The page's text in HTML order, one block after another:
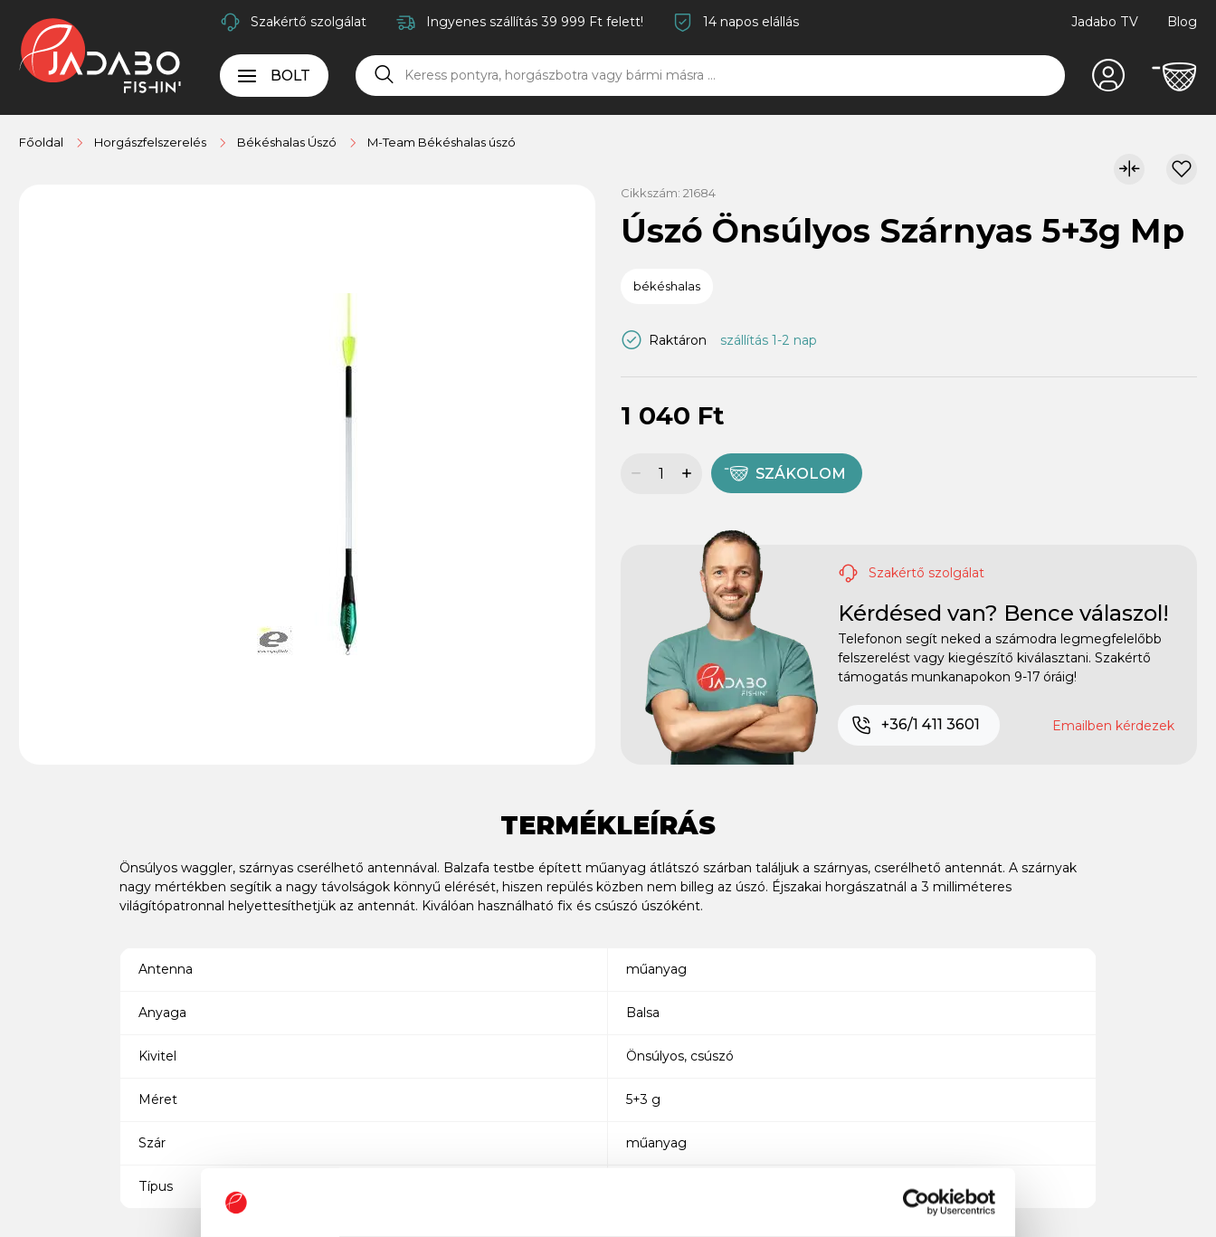
Szakértő szolgálat Ingyenes szállítás 39 999 Ft felett! 14 napos elállás Jadabo TV Blog
BOLT
Főoldal Horgászfelszerelés Békéshalas Úszó M-Team Békéshalas úszó
Cikkszám: 21684
Úszó Önsúlyos Szárnyas 5+3g Mp
békéshalas
Raktáron szállítás 1-2 nap
1 040 Ft
SZÁKOLOM
Szakértő szolgálat
Kérdésed van? Bence válaszol!
Telefonon segít neked a számodra legmegfelelőbb
felszerelést vagy kiegészítő kiválasztani. Szakértő
támogatás munkanapokon 9-17 óráig!
+36/1 411 3601 Emailben kérdezek
TERMÉKLEÍRÁS
Önsúlyos waggler, szárnyas cserélhető antennával. Balzafa testbe épített műanyag átlátszó szárban találjuk a szárnyas, cserélhető antennát. A szárnyak
nagy mértékben segítik a nagy távolságok könnyű elérését, hiszen repülés közben nem billeg az úszó. Éjszakai horgászatnál a 3 milliméteres
világítópatronnal helyettesíthetjük az antennát. Kiválóan használható fix és csúszó úszóként.
Antenna műanyag
Anyaga Balsa
Kivitel Önsúlyos, csúszó
Méret 5+3 g
Szár műanyag
Típus